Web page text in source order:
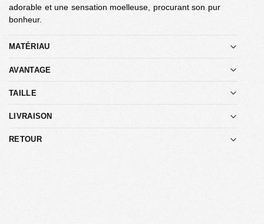
adorable et une sensation moelleuse, procurant son pur
bonheur.
MATÉRIAU
AVANTAGE
TAILLE
LIVRAISON
RETOUR